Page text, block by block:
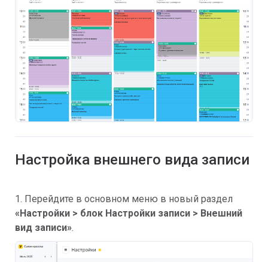
Настройка внешнего вида записи
1. Перейдите в основном меню в новый раздел
« Настройки > блок Настройки записи > Внешний
вид записи».